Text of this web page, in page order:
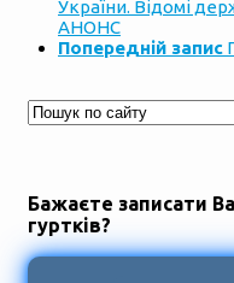
України. Відомі
АНОНС
Попередній запис
Бажаєте записати
гуртків?